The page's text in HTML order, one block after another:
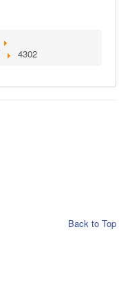
4302
Back to Top